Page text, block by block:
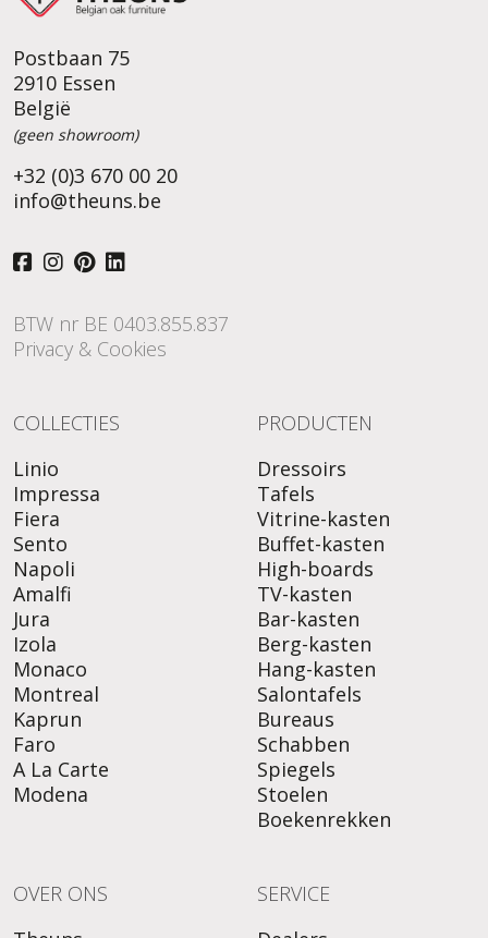
Postbaan 75
2910 Essen
België
(geen showroom)
+32 (0)3 670 00 20
info@theuns.be
BTW nr BE 0403.855.837
Privacy & Cookies
COLLECTIES
Linio
Impressa
Fiera
Sento
Napoli
Amalfi
Jura
Izola
Monaco
Montreal
Kaprun
Faro
A La Carte
Modena
PRODUCTEN
Dressoirs
Tafels
Vitrine-kasten
Buffet-kasten
High-boards
TV-kasten
Bar-kasten
Berg-kasten
Hang-kasten
Salontafels
Bureaus
Schabben
Spiegels
Stoelen
Boekenrekken
OVER ONS
SERVICE